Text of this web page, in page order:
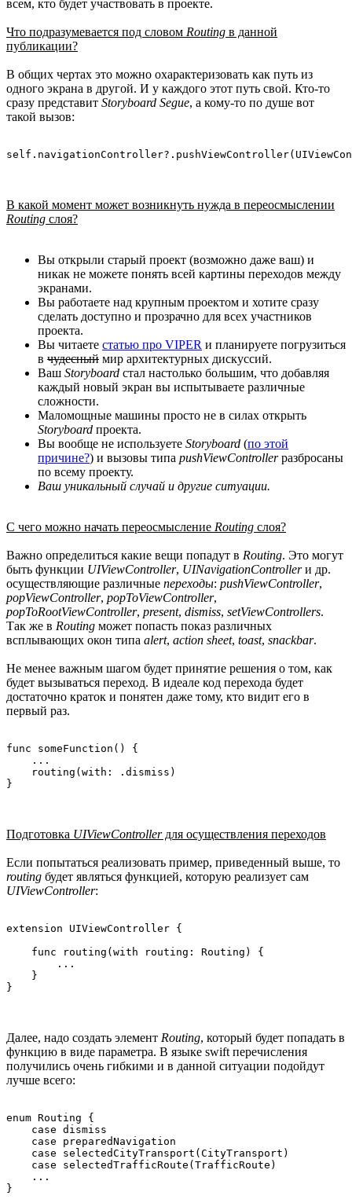
всем, кто будет участвовать в проекте.
Что подразумевается под словом Routing в данной
публикации?
В общих чертах это можно охарактеризовать как путь из
одного экрана в другой. И у каждого этот путь свой. Кто-то
сразу представит Storyboard Segue, а кому-то по душе вот
такой вызов:
В какой момент может возникнуть нужда в переосмыслении
Routing слоя?
Вы открыли старый проект (возможно даже ваш) и
никак не можете понять всей картины переходов между
экранами.
Вы работаете над крупным проектом и хотите сразу
сделать доступно и прозрачно для всех участников
проекта.
Вы читаете статью про VIPER и планируете погрузиться
в чудесный мир архитектурных дискуссий.
Ваш Storyboard стал настолько большим, что добавляя
каждый новый экран вы испытываете различные
сложности.
Маломощные машины просто не в силах открыть
Storyboard проекта.
Вы вообще не используете Storyboard (по этой
причине?) и вызовы типа pushViewControllerразбросаны
по всему проекту.
Ваш уникальный случай и другие ситуации.
С чего можно начать переосмысление Routing слоя?
Важно определиться какие вещи попадут в Routing. Это могут
быть функции UIViewController, UINavigationControllerи др.
осуществляющие различные переходы: pushViewController,
popViewController, popToViewController,
popToRootViewController, present, dismiss, setViewControllers.
Так же в Routing может попасть показ различных
всплывающих окон типа alert, action sheet, toast, snackbar.
Не менее важным шагом будет принятие решения о том, как
будет вызываться переход. В идеале код перехода будет
достаточно краток и понятен даже тому, кто видит его в
первый раз.
func someFunction() {
    ...
    routing(with: .dismiss)
}
Подготовка UIViewControllerдля осуществления переходов
Если попытаться реализовать пример, приведенный выше, то
routing будет являться функцией, которую реализует сам
UIViewController:
extension UIViewController {
    func routing(with routing: Routing) {
        ...
    }
}
Далее, надо создать элемент Routing, который будет попадать в
функцию в виде параметра. В языке swift перечисления
получились очень гибкими и в данной ситуации подойдут
лучше всего:
enum Routing {
    case dismiss
    case preparedNavigation
    case selectedCityTransport(CityTransport)
    case selectedTrafficRoute(TrafficRoute)
    ...
}